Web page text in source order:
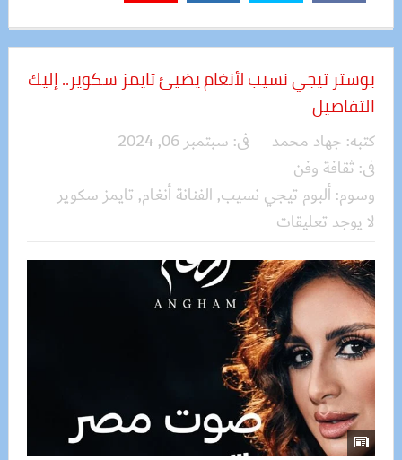
بوستر تيجي نسيب لأنغام يضيئ تايمز سكوير.. إليك
التفاصيل
كتبه: جهاد محمد فى: سبتمبر 06, 2024
فى: ثقافة وفن
وسوم:ألبوم تيجي نسيب, الفنانة أنغام, تايمز سكوير
لا يوجد تعليقات